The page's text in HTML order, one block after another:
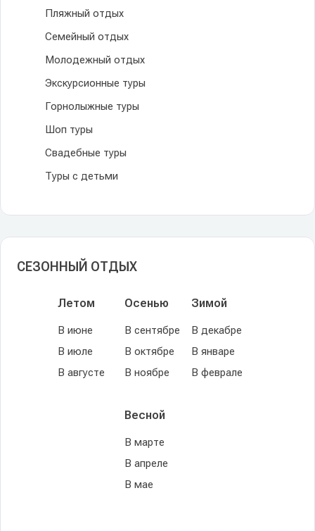
Пляжный отдых
Семейный отдых
Молодежный отдых
Экскурсионные туры
Горнолыжные туры
Шоп туры
Свадебные туры
Туры с детьми
СЕЗОННЫЙ ОТДЫХ
Летом
В июне
В июле
В августе
Осенью
В сентябре
В октябре
В ноябре
Зимой
В декабре
В январе
В феврале
Весной
В марте
В апреле
В мае